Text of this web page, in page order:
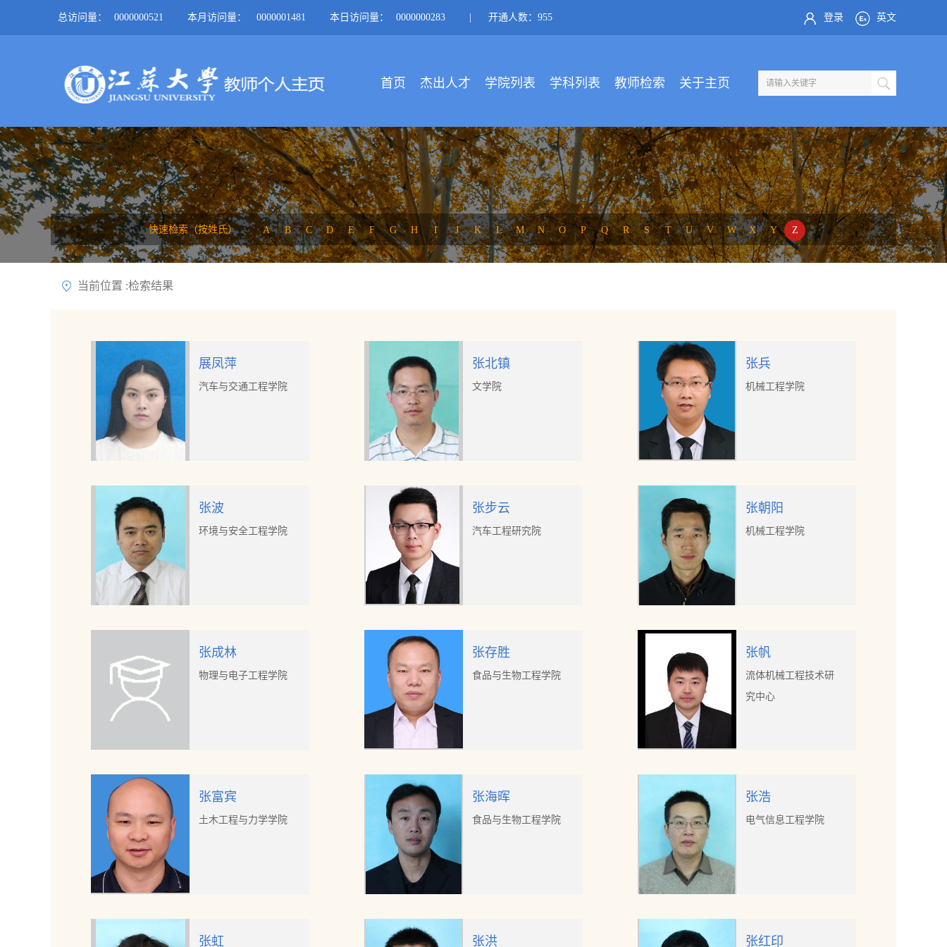
总访问量： 0000000521 本月访问量： 0000001481 本日访问量： 0000000283 开通人数：955 登录 英文
首页 杰出人才 学院列表 学科列表 教师检索 关于主页
快速检索（按姓氏） A B C D E F G H I J K L M N O P Q R S T U V W X Y Z
当前位置 :检索结果
展凤萍
汽车与交通工程学院
张北镇
文学院
张兵
机械工程学院
张波
环境与安全工程学院
张步云
汽车工程研究院
张朝阳
机械工程学院
张成林
物理与电子工程学院
张存胜
食品与生物工程学院
张帆
流体机械工程技术研
究中心
张富宾
土木工程与力学学院
张海晖
食品与生物工程学院
张浩
电气信息工程学院
张虹 张洪 张红印